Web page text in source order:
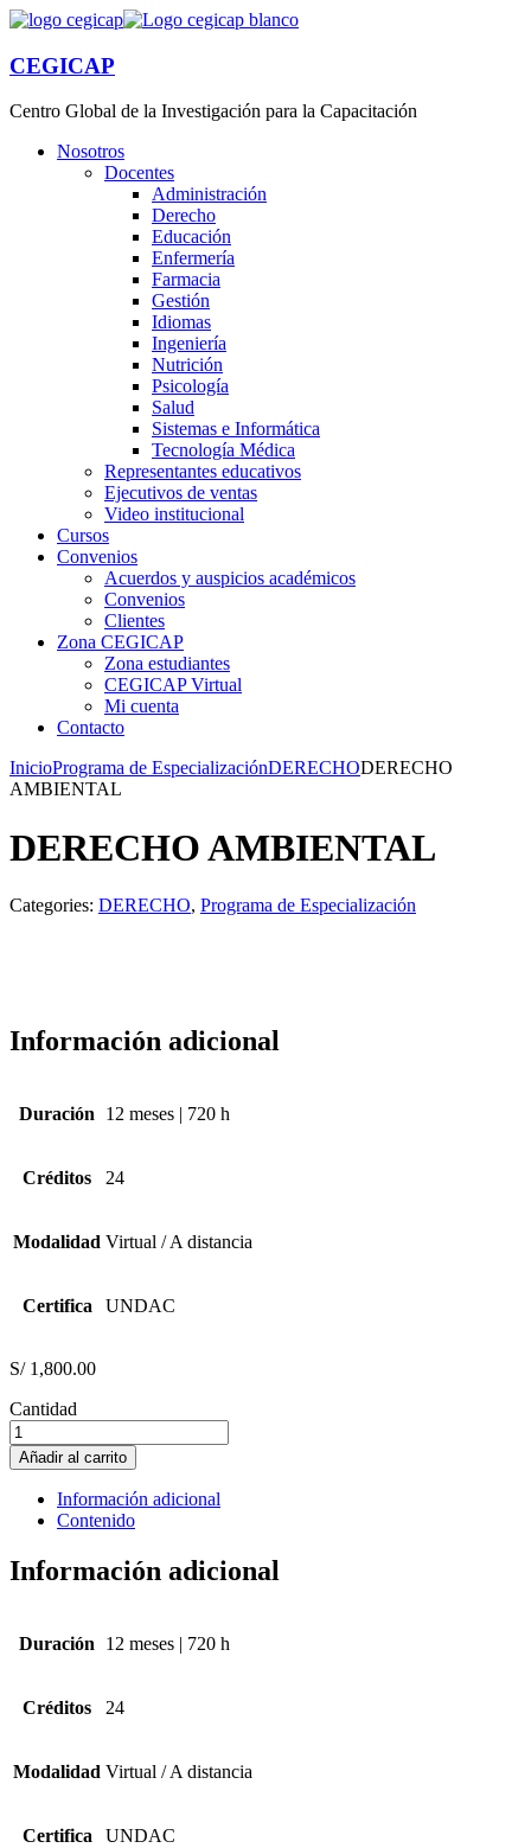
CEGICAP
Centro Global de la Investigación para la Capacitación
Nosotros
Docentes
Administración
Derecho
Educación
Enfermería
Farmacia
Gestión
Idiomas
Ingeniería
Nutrición
Psicología
Salud
Sistemas e Informática
Tecnología Médica
Representantes educativos
Ejecutivos de ventas
Video institucional
Cursos
Convenios
Acuerdos y auspicios académicos
Convenios
Clientes
Zona CEGICAP
Zona estudiantes
CEGICAP Virtual
Mi cuenta
Contacto
InicioPrograma de EspecializaciónDERECHODERECHO
AMBIENTAL
DERECHO AMBIENTAL
Categories: DERECHO, Programa de Especialización
Información adicional
Duración 12 meses | 720 h
Créditos 24
Modalidad Virtual / A distancia
Certifica UNDAC
S/1,800.00
Cantidad
DERECHO
AMBIENTAL
cantidad
Añadir al carrito
Información adicional
Contenido
Información adicional
Duración 12 meses | 720 h
Créditos 24
Modalidad Virtual / A distancia
Certifica UNDAC